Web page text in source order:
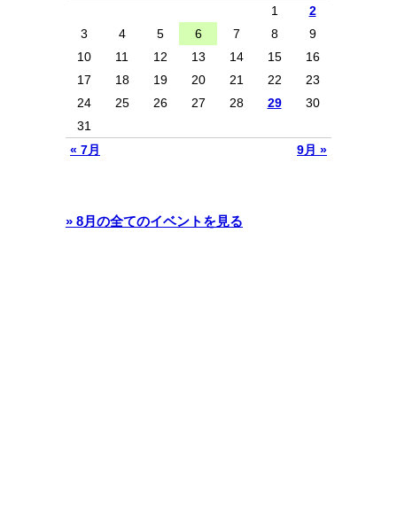
« 7月 9月 »
1
2
3
4 5 6 7 8
9
10
11 12 13 14 15
16
17
18 19 20 21 22
23
24
25 26 27 28 29
30
31
» 8月の全てのイベントを見る